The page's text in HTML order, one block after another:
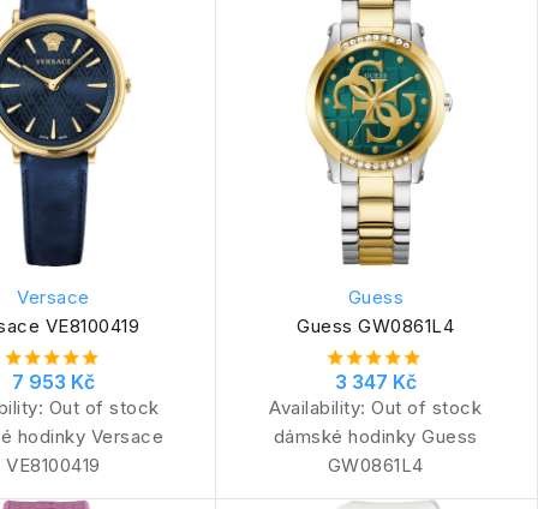
Versace
VE8100419
7 953 Kč
Out of stock
hodinky Versace
VE8100419
Guess
Guess GW0861L4
3 347 Kč
Availability:Out of stock
dámské hodinky Guess
GW0861L4